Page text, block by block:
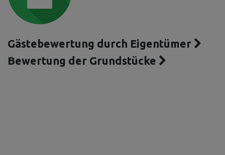
Gästebewertung durch Eigentümer
Bewertung der Grundstücke